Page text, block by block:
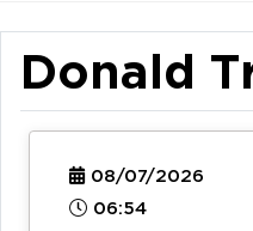
Donald
08/07/2026
06:54